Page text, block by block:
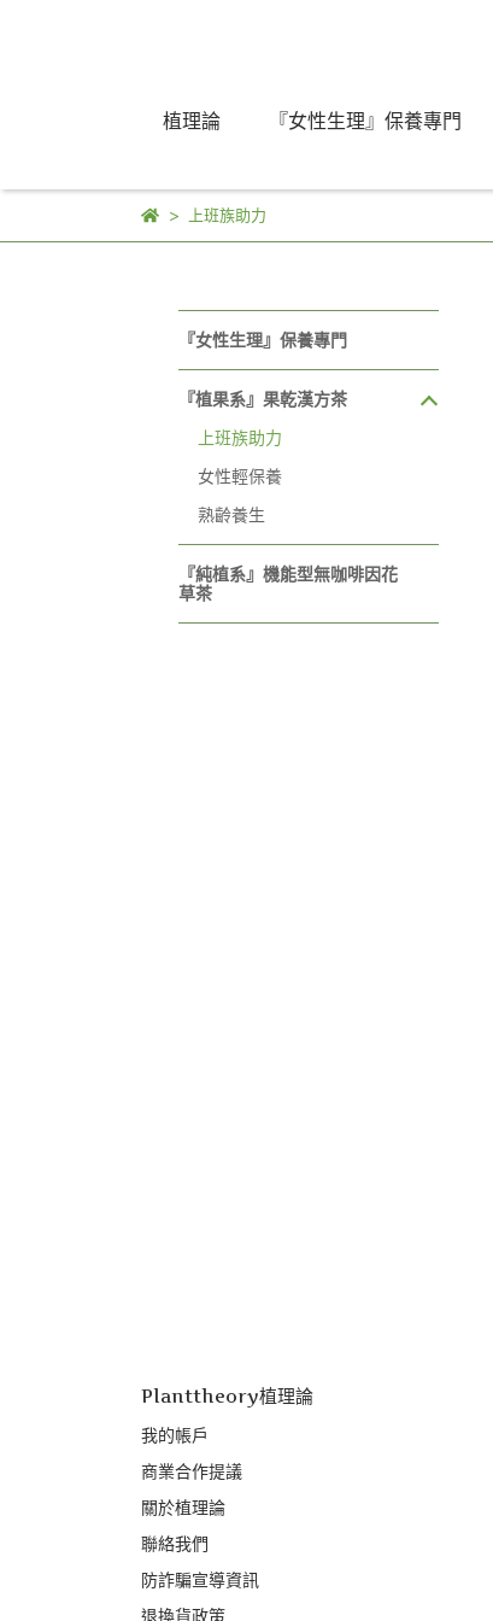
植理論 『女性生理』保養專門
上班族助力
『女性生理』保養專門
『植果系』果乾漢方茶
上班族助力
女性輕保養
熟齡養生
『純植系』機能型無咖啡因花
草茶
Planttheory植理論
我的帳戶
商業合作提議
關於植理論
聯絡我們
防詐騙宣導資訊
退換貨政策